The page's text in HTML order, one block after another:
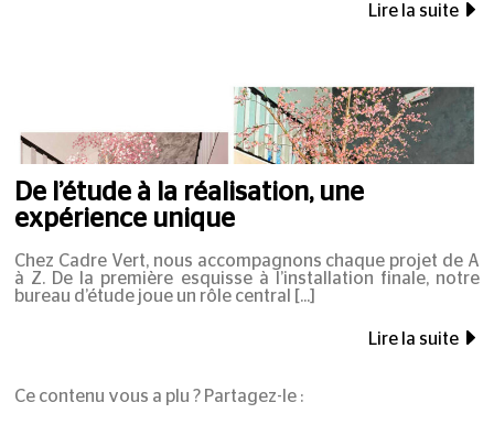
Lire la suite
De l’étude à la réalisation, une
expérience unique
Chez Cadre Vert, nous accompagnons chaque projet de A
à Z. De la première esquisse à l’installation finale, notre
bureau d’étude joue un rôle central
Lire la suite
Ce contenu vous a plu ? Partagez-le :